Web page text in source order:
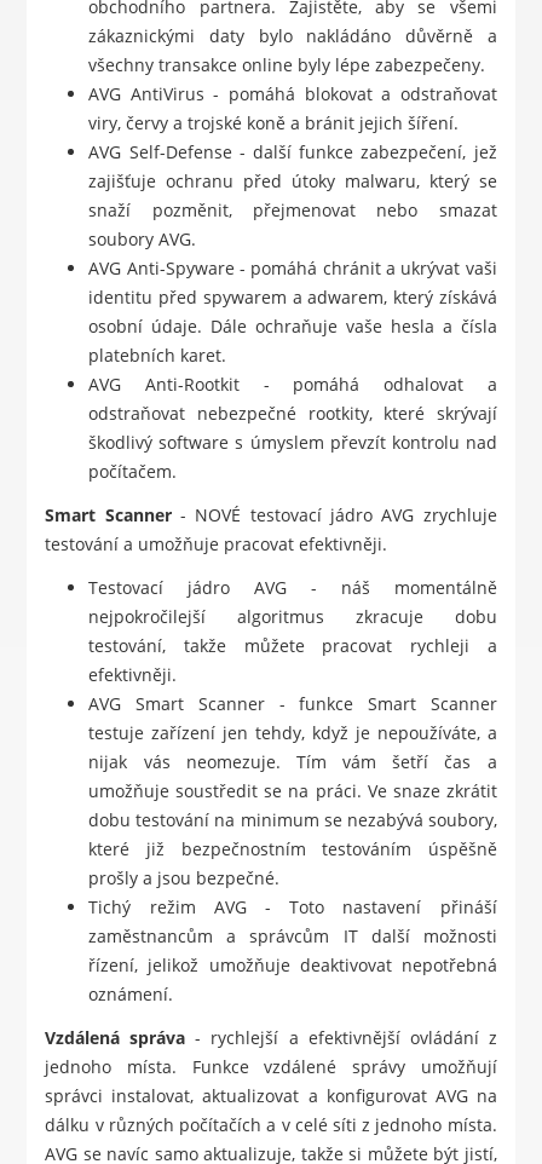
obchodního partnera. Zajistěte, aby se všemi
zákaznickými daty bylo nakládáno důvěrně a
všechny transakce online byly lépe zabezpečeny.
AVG AntiVirus - pomáhá blokovat a odstraňovat
viry, červy a trojské koně a bránit jejich šíření.
AVG Self-Defense - další funkce zabezpečení, jež
zajišťuje ochranu před útoky malwaru, který se
snaží pozměnit, přejmenovat nebo smazat
soubory AVG.
AVG Anti-Spyware - pomáhá chránit a ukrývat vaši
identitu před spywarem a adwarem, který získává
osobní údaje. Dále ochraňuje vaše hesla a čísla
platebních karet.
AVG Anti-Rootkit - pomáhá odhalovat a
odstraňovat nebezpečné rootkity, které skrývají
škodlivý software s úmyslem převzít kontrolu nad
počítačem.
Smart Scanner- NOVÉ testovací jádro AVG zrychluje
testování a umožňuje pracovat efektivněji.
Testovací jádro AVG - náš momentálně
nejpokročilejší algoritmus zkracuje dobu
testování, takže můžete pracovat rychleji a
efektivněji.
AVG Smart Scanner - funkce Smart Scanner
testuje zařízení jen tehdy, když je nepoužíváte, a
nijak vás neomezuje. Tím vám šetří čas a
umožňuje soustředit se na práci. Ve snaze zkrátit
dobu testování na minimum se nezabývá soubory,
které již bezpečnostním testováním úspěšně
prošly a jsou bezpečné.
Tichý režim AVG - Toto nastavení přináší
zaměstnancům a správcům IT další možnosti
řízení, jelikož umožňuje deaktivovat nepotřebná
oznámení.
Vzdálená správa - rychlejší a efektivnější ovládání z
jednoho místa. Funkce vzdálené správy umožňují
správci instalovat, aktualizovat a konfigurovat AVG na
dálku v různých počítačích a v celé síti z jednoho místa.
AVG se navíc samo aktualizuje, takže si můžete být jistí,